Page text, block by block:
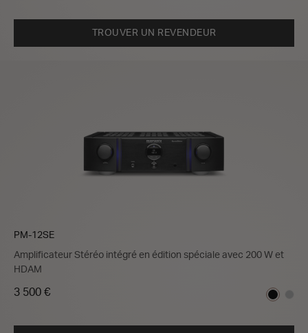
TROUVER UN REVENDEUR
PM-12SE
Amplificateur Stéréo intégré en édition spéciale avec 200 W et
HDAM
3 500 €